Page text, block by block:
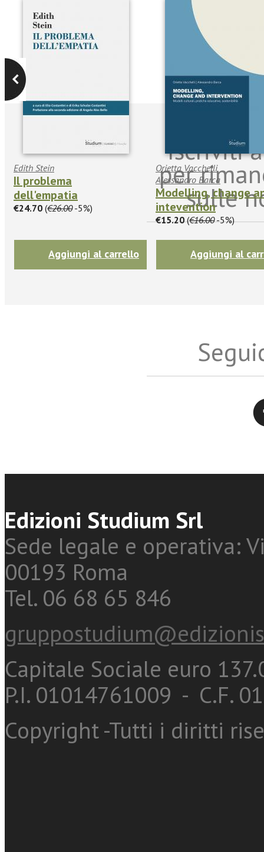
Edith Stein
Il problema
dell'empatia
€24.70 (€26.00-5%)
Aggiungi al carrello
Orietta Vacchelli
Alessandro Barca
Modelling, change
intevention
€15.20 (€16.00-5%)
Aggiungi al
Iscriviti
per
sulle
Edizioni Studium Srl
Sede legale e operativa:
00193 Roma
Tel. 06 68 65 846
Capitale Sociale euro
P.I. 01014761009 - C.F.
Copyright -Tutti i diritti